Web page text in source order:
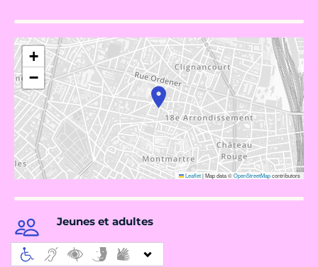
+
−
Leaflet|Map data ©OpenStreetMapcontributors
Jeunes et adultes